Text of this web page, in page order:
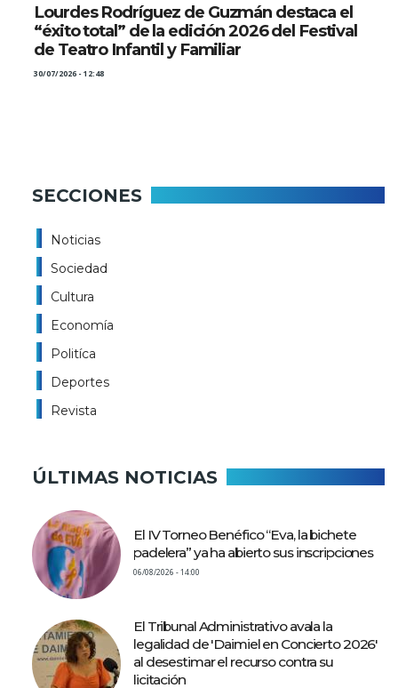
Lourdes Rodríguez de Guzmán destaca el
“éxito total” de la edición 2026 del Festival
de Teatro Infantil y Familiar
30/07/2026 - 12:48
SECCIONES
Noticias
Sociedad
Cultura
Economía
Politíca
Deportes
Revista
ÚLTIMAS NOTICIAS
El IV Torneo Benéfico “Eva, la bichete
padelera” ya ha abierto sus inscripciones
06/08/2026 - 14:00
El Tribunal Administrativo avala la
legalidad de 'Daimiel en Concierto 2026'
al desestimar el recurso contra su
licitación